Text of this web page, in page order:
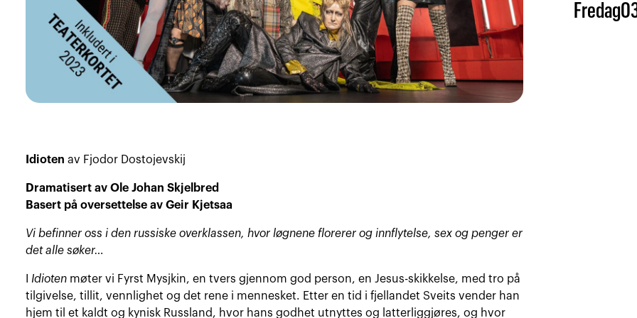
Fredag
Idioten av Fjodor Dostojevskij
Dramatisert av Ole Johan Skjelbred
Basert på oversettelse av Geir Kjetsaa
Vi befinner oss i den russiske overklassen, hvor løgnene florerer og innflytelse, sex og penger er
det alle søker…
Idioten møter vi Fyrst Mysjkin, en tvers gjennom god person, en Jesus-skikkelse, med tro på
tilgivelse, tillit, vennlighet og det rene i mennesket. Etter en tid i fjellandet Sveits vender han
hjem til et kaldt og kynisk Russland, hvor hans godhet utnyttes og latterliggjøres, og hvor